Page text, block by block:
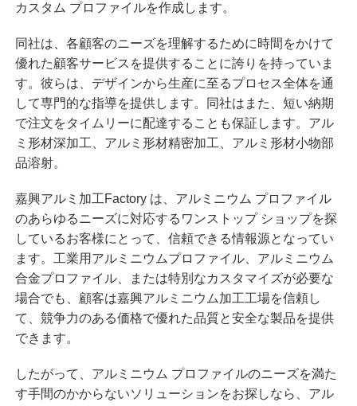
カスタム プロファイルを作成します。
同社は、各顧客のニーズを理解するために時間をかけて
優れた顧客サービスを提供することに誇りを持っていま
す。彼らは、デザインから生産に至るプロセス全体を通
して専門的な指導を提供します。同社はまた、短い納期
で注文をタイムリーに配達することも保証します。 アル
ミ形材深加工、アルミ形材精密加工、アルミ形材小物部
品溶射。
嘉興アルミ加工 Factory は、アルミニウム プロファイル
のあらゆるニーズに対応するワンストップ ショップを探
しているお客様にとって、信頼できる情報源となってい
ます。工業用アルミニウムプロファイル、アルミニウム
合金プロファイル、または特別なカスタマイズが必要な
場合でも、顧客は嘉興アルミニウム加工工場を信頼し
て、競争力のある価格で優れた品質と安全な製品を提供
できます。
したがって、アルミニウム プロファイルのニーズを満た
す手間のかからないソリューションをお探しなら、アル